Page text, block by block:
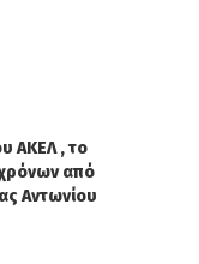
ΑΚΕΛ , το
από
Αντωνίου